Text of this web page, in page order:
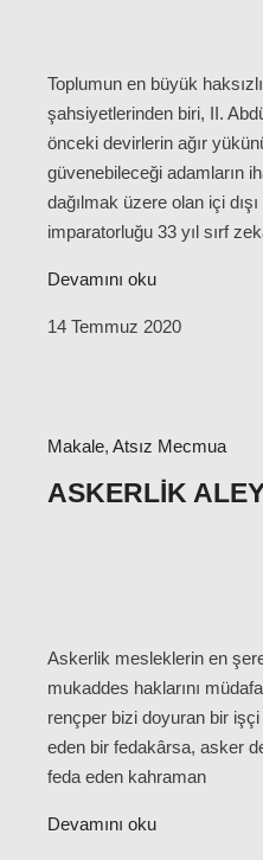
Toplumun en büyük
şahsiyetlerinden biri, II.
önceki devirlerin ağır
güvenebileceği adamların
dağılmak üzere olan içi
imparatorluğu 33 yıl sırf
Devamını oku
14 Temmuz 2020
Makale, Atsız Mecmua
ASKERLIK
Askerlik mesleklerin en
mukaddes haklarını
rençper bizi doyuran bir
eden bir fedakârsa, asker
feda eden kahraman
Devamını oku